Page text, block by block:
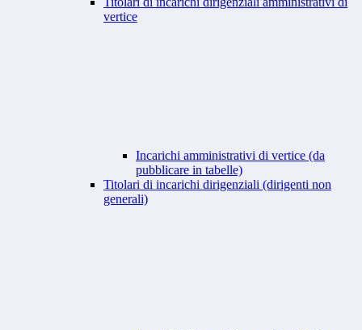
vertice
Incarichi amministrativi di vertice (da
pubblicare in tabelle)
Titolari di incarichi dirigenziali (dirigenti non
generali)